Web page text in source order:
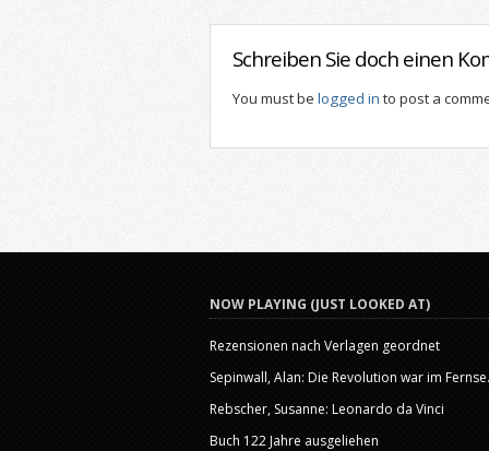
Schreiben Sie doch einen
You must be logged in to post a
NOW PLAYING (JUST LOOKED AT)
Rezensionen nach Verlagen geordnet
Sepinwall, Alan: Die Revolution war im
Rebscher, Susanne: Leonardo da Vinci
Buch 122 Jahre ausgeliehen